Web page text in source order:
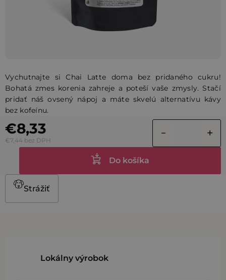
Vychutnajte si Chai Latte doma bez pridaného cukru!
Bohatá zmes korenia zahreje a poteší vaše zmysly. Stačí
pridať náš ovsený nápoj a máte skvelú alternatívu kávy
bez kofeínu.
€8,33
€7,44 bez DPH
Do košíka
Strážiť
Lokálny výrobok